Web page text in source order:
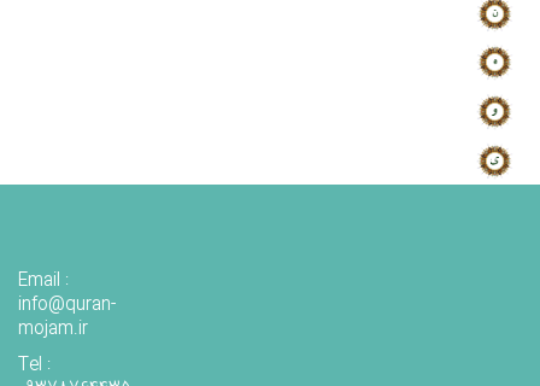
Email :
info@quran-
mojam.ir
Tel :